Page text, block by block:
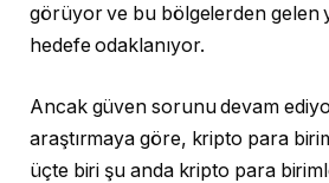
görüyor ve bu bölgelerden gelen
hedefe odaklanıyor.
Ancak güven sorunu devam
araştırmaya göre, kripto para
üçte biri şu anda kripto para